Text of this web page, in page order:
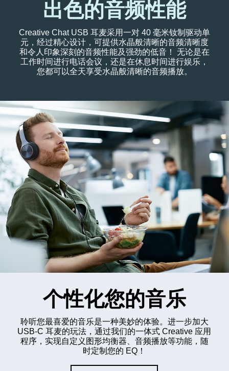
出色的音频性能
Creative Chat USB 耳麦采用一对 40 毫米钕制驱动单
元，经过精心设计，可提供水晶般清晰的音频清晰度
和令人印象深刻的音频性能及强劲的低音！ 无论是在
工作时间进行电话会议，还是在休息时间进行娱乐，
您都可以全天享受水晶般清晰的音频播放。
个性化您的音乐
聆听您最喜爱的音乐是一种美妙的体验。进一步加大
USB-C 耳麦的玩法，通过我们的一体式 Creative 应用
程序，实现自定义图形均衡器、音频播放等功能，随
时定制您的 EQ！